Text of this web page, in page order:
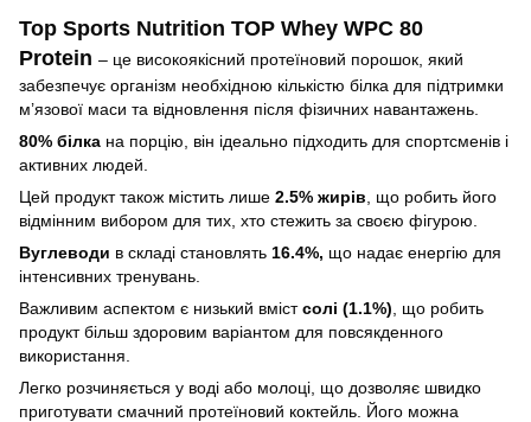
Top Sports Nutrition TOP Whey WPC 80
Protein – це високоякісний протеїновий порошок, який
забезпечує організм необхідною кількістю білка для підтримки
м’язової маси та відновлення після фізичних навантажень.
80% білка на порцію, він ідеально підходить для спортсменів і
активних людей.
Цей продукт також містить лише 2.5% жирів , що робить його
відмінним вибором для тих, хто стежить за своєю фігурою.
Вуглеводи в складі становлять 16.4%, що надає енергію для
інтенсивних тренувань.
Важливим аспектом є низький вмістсолі (1.1%) , що робить
продукт більш здоровим варіантом для повсякденного
використання.
Легко розчиняється у воді або молоці, що дозволяє швидко
приготувати смачний протеїновий коктейль. Його можна